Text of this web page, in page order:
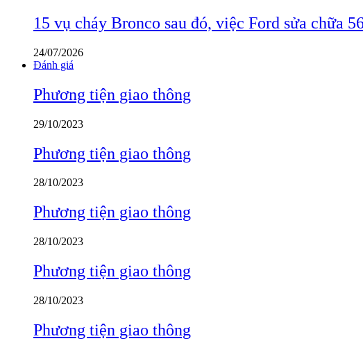
15 vụ cháy Bronco sau đó, việc Ford sửa chữa
24/07/2026
Đánh giá
Phương tiện giao thông
29/10/2023
Phương tiện giao thông
28/10/2023
Phương tiện giao thông
28/10/2023
Phương tiện giao thông
28/10/2023
Phương tiện giao thông